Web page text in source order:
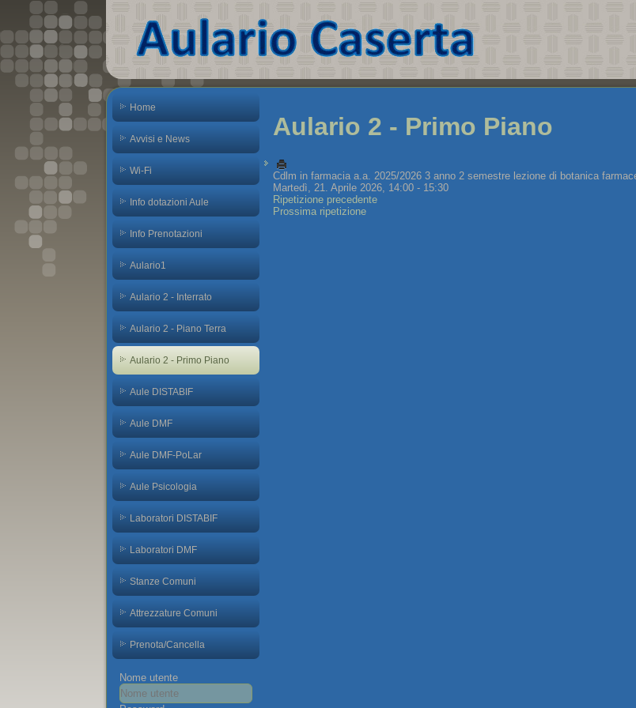
Home
Avvisi e News
Wi-Fi
Info dotazioni Aule
Info Prenotazioni
Aulario1
Aulario 2 - Interrato
Aulario 2 - Piano Terra
Aulario 2 - Primo Piano
Aule DISTABIF
Aule DMF
Aule DMF-PoLar
Aule Psicologia
Laboratori DISTABIF
Laboratori DMF
Stanze Comuni
Attrezzature Comuni
Prenota/Cancella
Nome utente
Aulario 2 - Primo Piano
Cdlm in farmacia a.a. 2025/2026 3 anno 2 semestre lezione di botanica
Martedì, 21. Aprile 2026, 14:00 - 15:30
Ripetizione precedente
Prossima ripetizione